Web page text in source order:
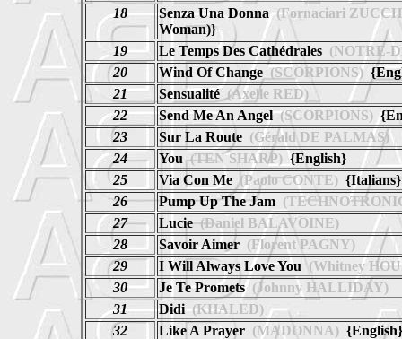
18
Senza Una Donna(Fornaciari
Woman)}
19
Le Temps Des Cathédrales(NOTRE-
20
Wind Of Change(SCORPIONS)
21
Sensualité(Axelle RED)
22
Send Me An Angel(SCORPIONS)
23
Sur La Route(Gérald DE PALMAS)
24
You (TEN SHARP){English}
25
Via Con Me(Paolo CONTE){Italians}
26
Pump Up The Jam
27
Lucie(Daniel BALAVOINE)
28
Savoir Aimer(Florent PAGNY)
29
I Will Always Love You (Whitney
30
Je Te Promets(Johnny HALLIDAY)
31
Didi(KHALED)
32
Like A Prayer(MADONNA){English}